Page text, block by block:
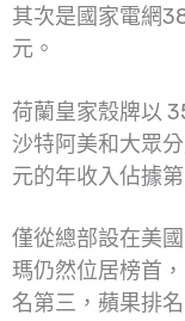
其次是國家電網
元。
荷蘭皇家殼牌以
沙特阿美和大眾
元的年收入佔據
僅從總部設在美
瑪仍然位居榜首
名第三，蘋果排